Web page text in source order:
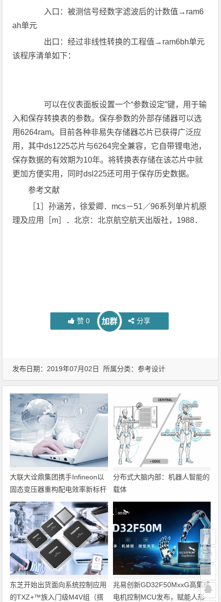
入口：被测信号经数字滤波后的计数值→ram6
ah单元
出口：经过非线性转换的工程值→ram6bh单元
该程序清单如下：
可以在仪表面板设置一个“参数设定”键，用于输
入和保存转换表的参数。保存参数的外部存储器可以选
用6264ram。目前各种非易失存储器芯片已获得广泛应
用，其中ds1225芯片与6264完全兼容，它自带锂电池，
保存数据的有效期为10年。将转换表存储在该芯片中就
更加方便实用，同时dsl225还可用于保存历史数据。
参考文献
［1］孙涵芳，徐爱卿．mcs－51／96系列单片机原
理及应用［m］．北京：北京航空航天出版社，1988．
赞 0 加群 分享
发布日期：2019年07月02日 所属分类：参考设计
大联大诠鼎集团携手Infineon以
固态变压器重构配电效率新标杆
分布式大脑内部：机器人智能的
载体
东芝开始出货面向系统控制应用
的TXZ+™族入门级M4V组（搭
兆易创新GD32F50MxxG高集成
电机控制MCU发布，赋能人形